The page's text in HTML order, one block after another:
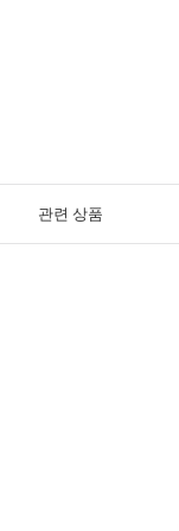
관련 상품